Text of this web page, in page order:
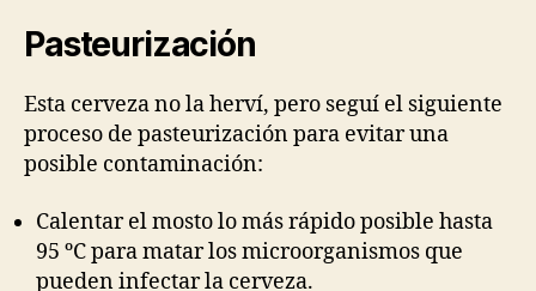
Pasteurización
Esta cerveza no la herví, pero seguí el siguiente
proceso de pasteurización para evitar una
posible contaminación:
Calentar el mosto lo más rápido posible hasta
95 ºC para matar los microorganismos que
pueden infectar la cerveza.